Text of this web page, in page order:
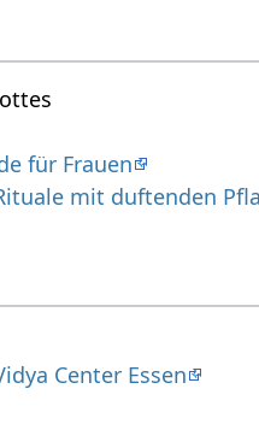
für Frauen
mit duftenden
Center Essen